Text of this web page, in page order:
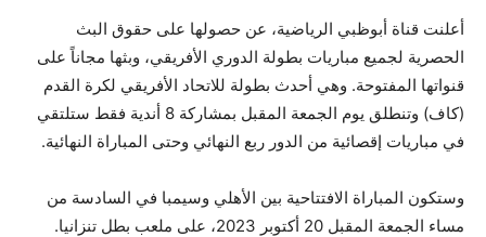
أعلنت قناة أبوظبي الرياضية، عن حصولها على حقوق البث
الحصرية لجميع مباريات بطولة الدوري الأفريقي، وبثها مجاناً على
قنواتها المفتوحة. وهي أحدث بطولة للاتحاد الأفريقي لكرة القدم
(كاف) وتنطلق يوم الجمعة المقبل بمشاركة 8 أندية فقط ستلتقي
في مباريات إقصائية من الدور ربع النهائي وحتى المباراة النهائية.
وستكون المباراة الافتتاحية بين الأهلي وسيمبا في السادسة من
مساء الجمعة المقبل 20 أكتوبر 2023، على ملعب بطل تنزانيا.